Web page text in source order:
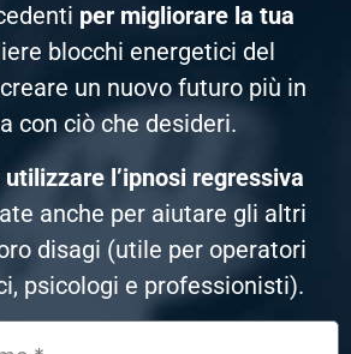
per migliorare la tua
blocchi energetici del
un nuovo futuro più in
con ciò che desideri.
l’ipnosi regressiva
anche per aiutare gli altri
disagi (utile per operatori
psicologi e professionisti).